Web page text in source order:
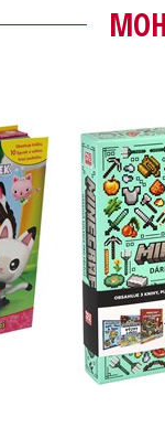
si s
479